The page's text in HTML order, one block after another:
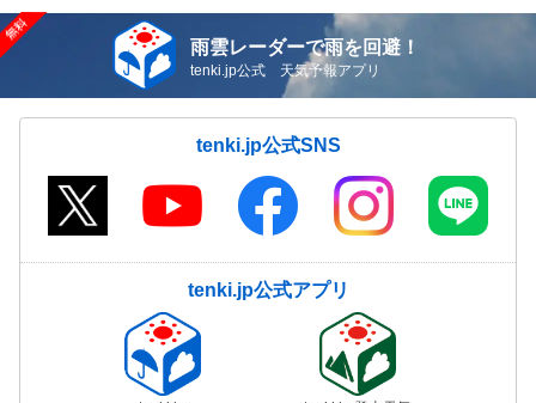
雨雲レーダーで雨を回避！
tenki.jp公式 天気予報アプリ
tenki.jp公式SNS
tenki.jp公式アプリ